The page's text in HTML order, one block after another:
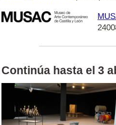
Continúa hasta el 3